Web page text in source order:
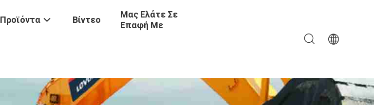
Προϊόντα Βίντεο
Μας Ελάτε Σε
Επαφή Με